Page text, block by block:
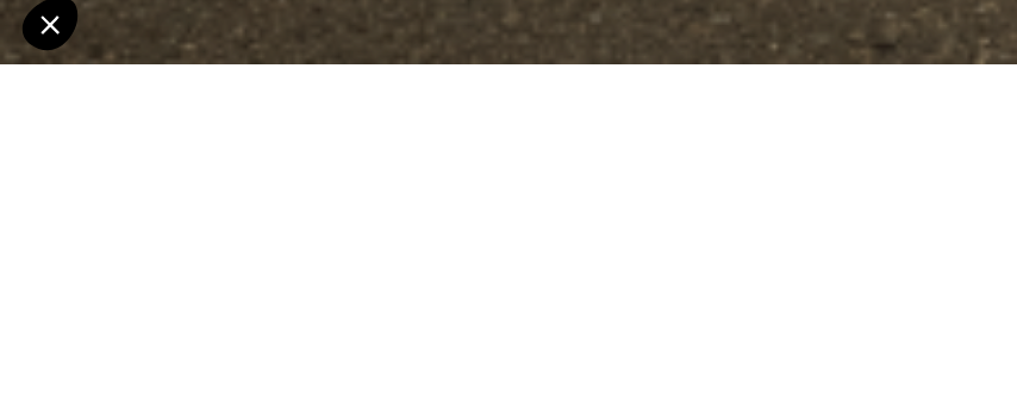
Notre plateforme vous permet d'adapter et de gérer vos paramètres de confidentialité, en garantissant la conformité avec les